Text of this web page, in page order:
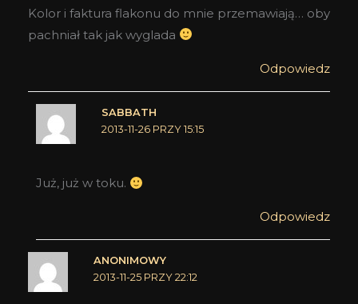
Kolor i faktura flakonu do mnie przemawiają… oby
pachniał tak jak wyglada
Odpowiedz
SABBATH
2013-11-26 PRZY 15:15
Już, już w toku.
Odpowiedz
ANONIMOWY
2013-11-25 PRZY 22:12